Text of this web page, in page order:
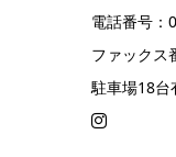
電話番号：
ファックス
駐車場18台